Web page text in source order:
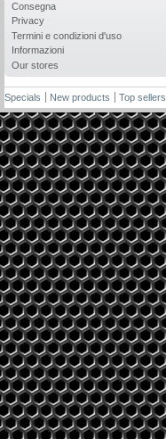
Consegna
Privacy
Termini e condizioni d'uso
Informazioni
Our stores
Specials New products Top sellers